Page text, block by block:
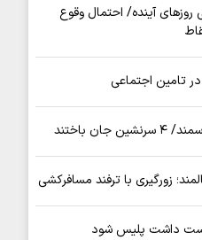
آینده/ احتمال وقوع
تامین اجتماعی
زورگیری با ترفند مسافرکشی
داشت پلیس شود